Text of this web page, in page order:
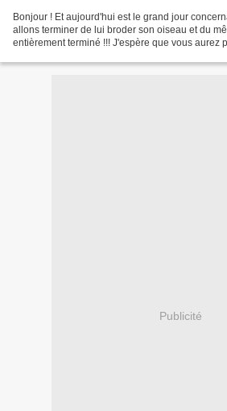
Bonjour ! Et aujourd'hui est le grand jour
allons terminer de lui broder son oiseau et du
entièrement terminé !!! J'espère que vous aurez
Publicité